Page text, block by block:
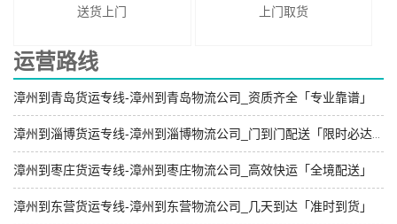
送货上门 上门取货
运营路线
漳州到青岛货运专线-漳州到青岛物流公司_资质齐全「专业靠谱」
漳州到枣庄货运专线-漳州到枣庄物流公司_高效快运「全境配送」
漳州到东营货运专线-漳州到东营物流公司_几天到达「准时到货」